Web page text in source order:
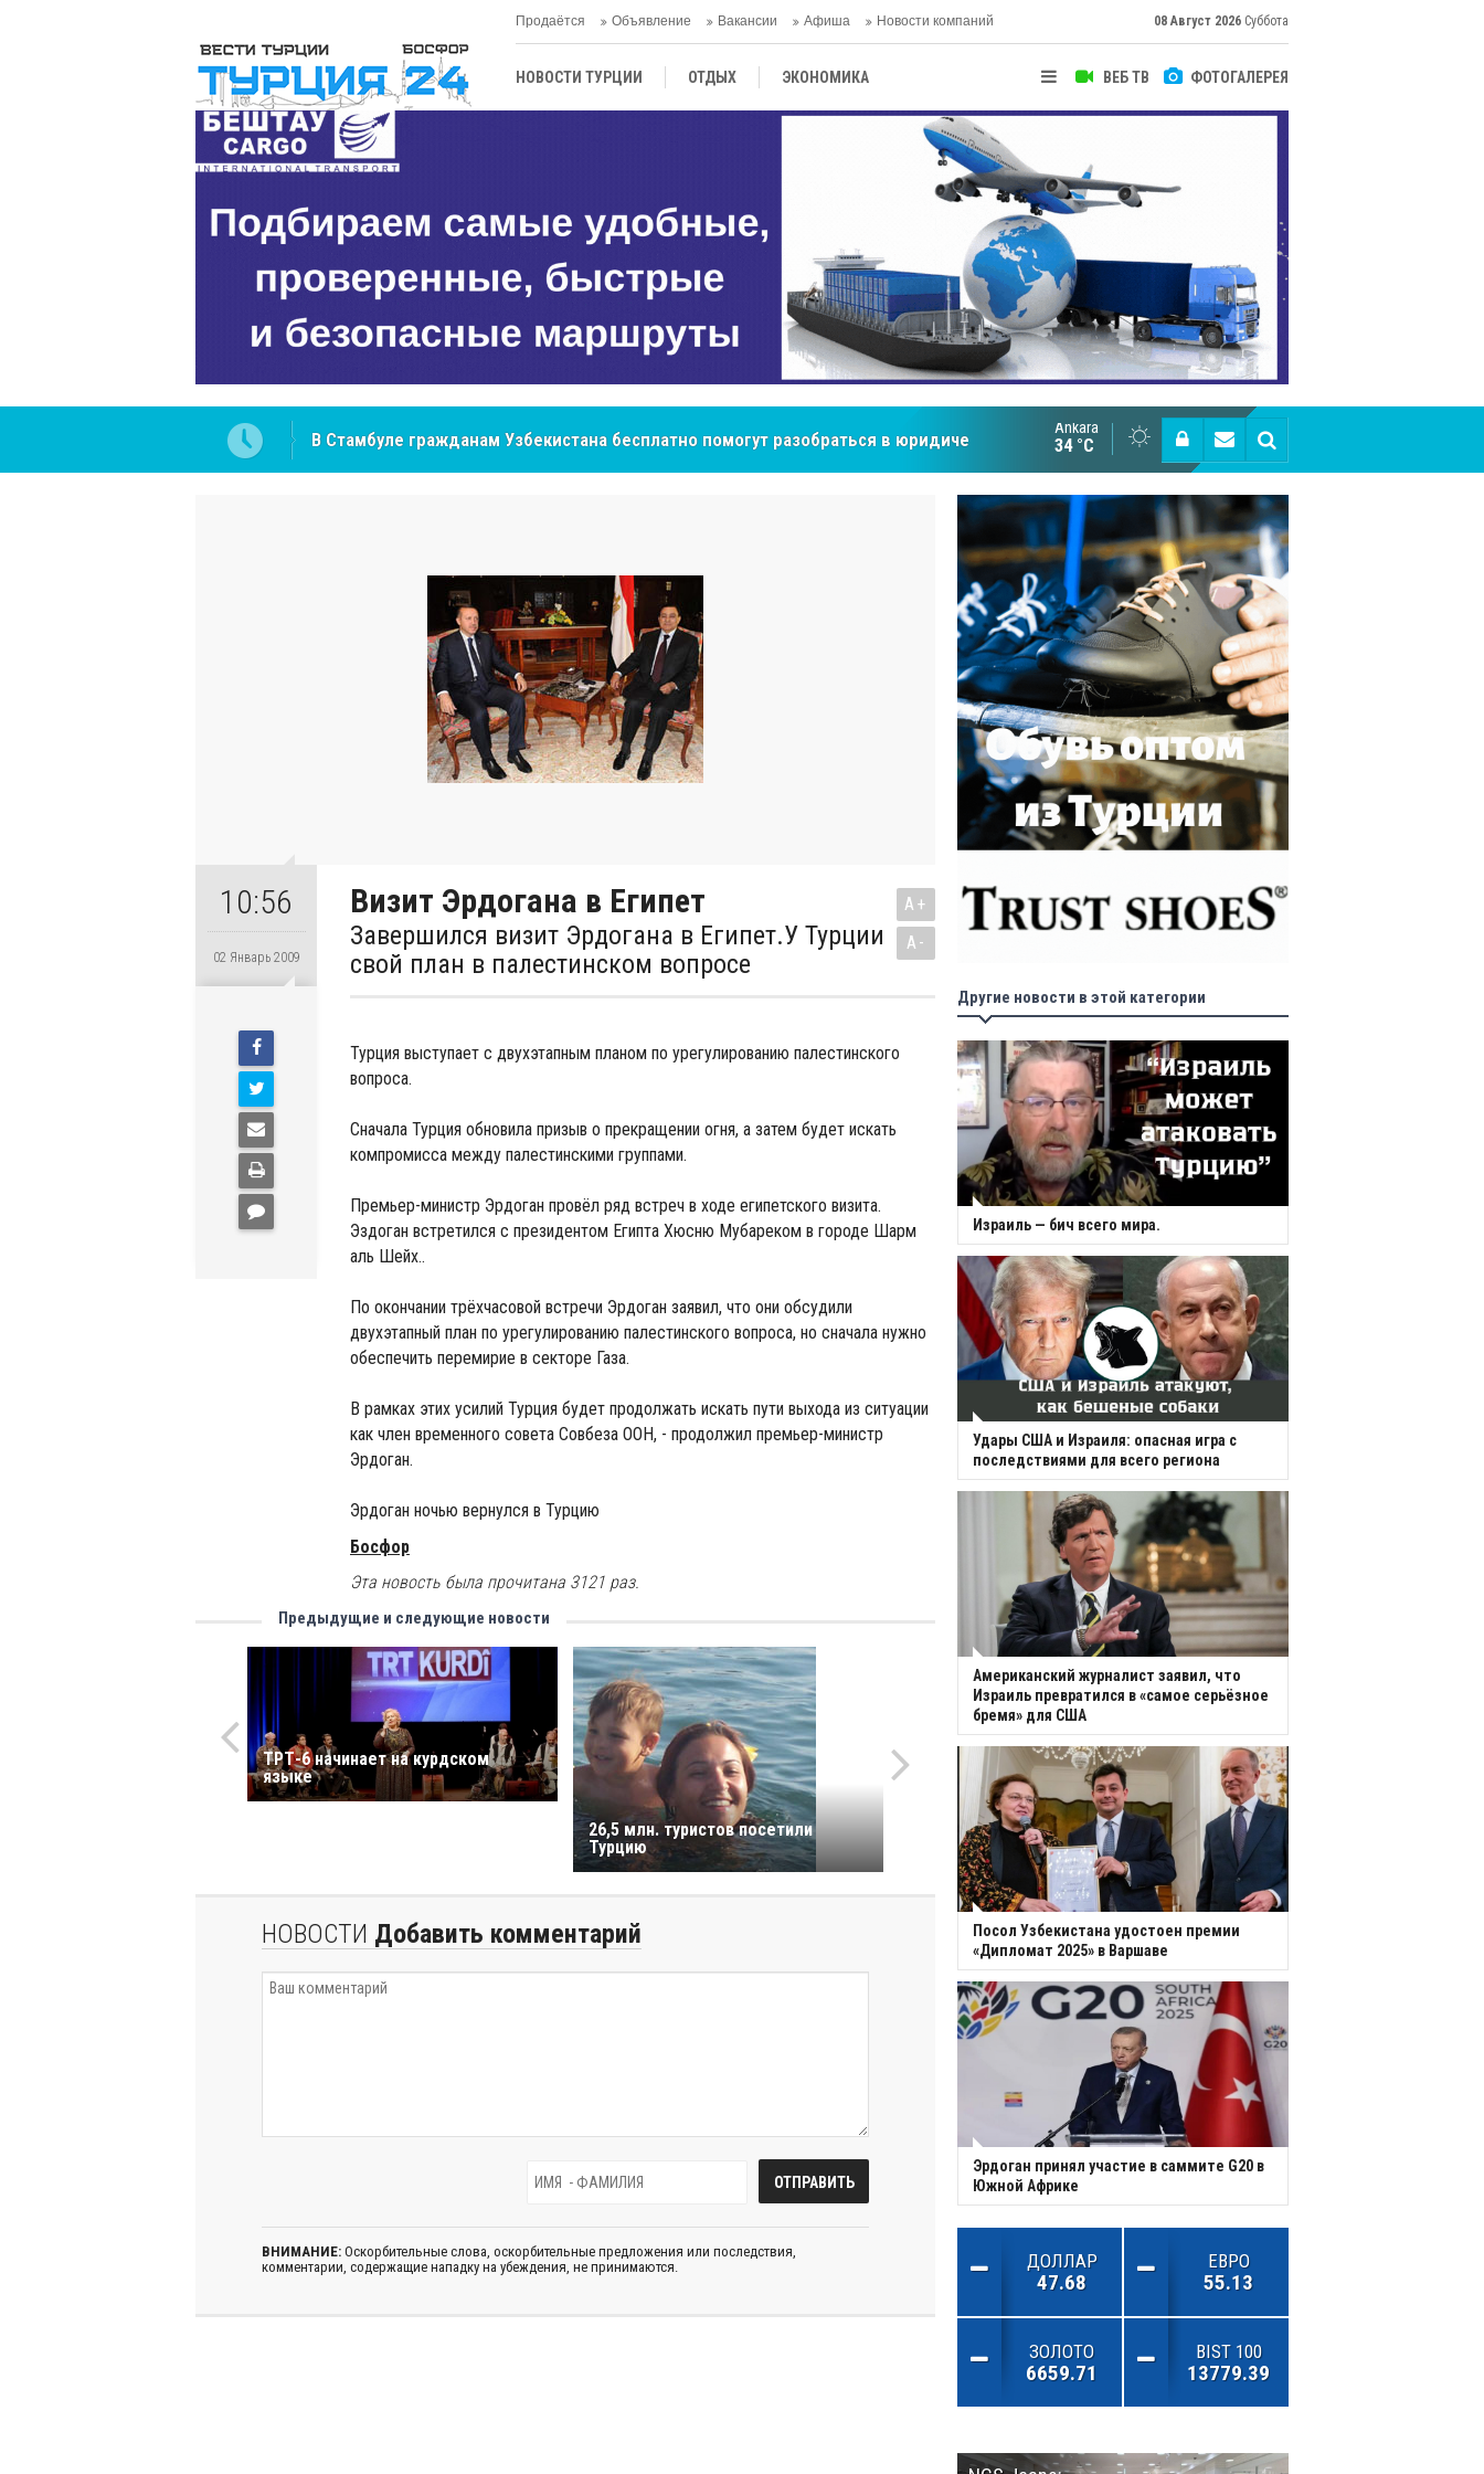
Продаётся Объявление Вакансии Афиша Новости компаний 08 Август 2026 Суббота
ВЕБ ТВ ФОТОГАЛЕРЕЯ
НОВОСТИ ТУРЦИИ ОТДЫХ ЭКОНОМИКА
ЦЕНТРАЛЬНАЯ АЗИЯ
В Стамбуле гражданам Узбекистана бесплатно помогут разобраться в юридических
NCS Jeans: турецкий бренд, покоривший сердца покупателей Центральной Азии
Cottonhill покоряет мировые рынки
Ankara
34 °C
10:56
02 Январь 2009
Визит Эрдогана в Египет
Завершился визит Эрдогана в Египет.У Турции
свой план в палестинском вопросе
A+
A-
Турция выступает с двухэтапным планом по урегулированию палестинского
вопроса.
Сначала Турция обновила призыв о прекращении огня, а затем будет искать
компромисса между палестинскими группами.
Премьер-министр Эрдоган провёл ряд встреч в ходе египетского визита.
Эздоган встретился с президентом Египта Хюсню Мубареком в городе Шарм
аль Шейх..
По окончании трёхчасовой встречи Эрдоган заявил, что они обсудили
двухэтапный план по урегулированию палестинского вопроса, но сначала нужно
обеспечить перемирие в секторе Газа.
В рамках этих усилий Турция будет продолжать искать пути выхода из ситуации
как член временного совета Совбеза ООН, - продолжил премьер-министр
Эрдоган.
Эрдоган ночью вернулся в Турцию
Босфор
Эта новость была прочитана 3121 раз.
Предыдущие и следующие новости
ТРТ-6 начинает на курдском
языке
26,5 млн. туристов посетили
Турцию
НОВОСТИ Добавить комментарий
ВНИМАНИЕ: Оскорбительные слова, оскорбительные предложения или последствия,
комментарии, содержащие нападку на убеждения, не принимаются.
Другие новости в этой категории
Израиль — бич всего мира.
Удары США и Израиля: опасная игра с
последствиями для всего региона
Американский журналист заявил, что
Израиль превратился в «самое серьёзное
бремя» для США
Посол Узбекистана удостоен премии
«Дипломат 2025» в Варшаве
Эрдоган принял участие в саммите G20 в
Южной Африке
ДОЛЛАР
47.68
ЕВРО
55.13
ЗОЛОТО
6659.71
BIST 100
13779.39